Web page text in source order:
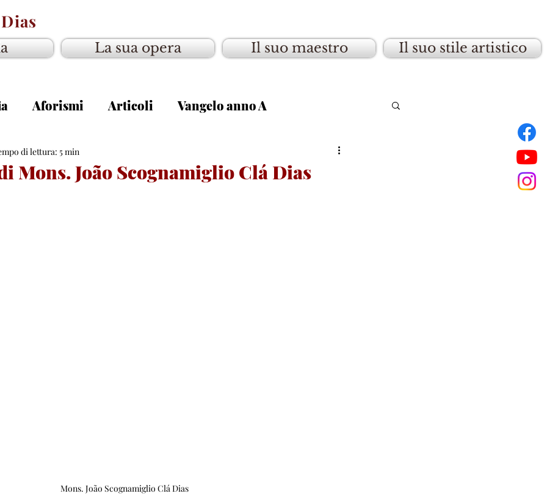
La sua opera Il suo maestro Il suo stile artistico
Aforismi Articoli Vangelo anno A
anno C
Mons. João Scognamiglio Clá Dias
di lettura: 5 min
Mons. João Scognamiglio Clá Dias